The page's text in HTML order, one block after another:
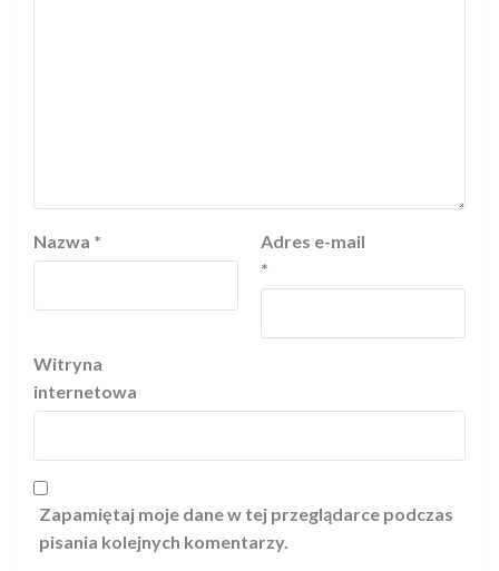
Nazwa *
Adres e-mail
*
Witryna
internetowa
Zapamiętaj moje dane w tej przeglądarce podczas
pisania kolejnych komentarzy.